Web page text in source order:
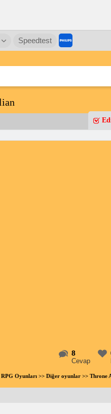
Speedtest
8
Cevap
Oyunları>> Diğer oyunlar>> Throne